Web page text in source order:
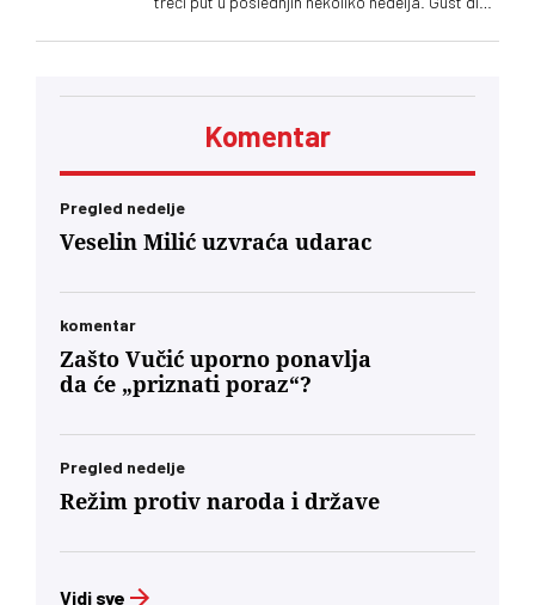
zagađenje i otežano disanje
Komentar
Pregled nedelje
Veselin Milić uzvraća udarac
komentar
Zašto Vučić uporno ponavlja
da će „priznati poraz“?
Pregled nedelje
Režim protiv naroda i države
Vidi sve